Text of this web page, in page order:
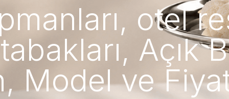
otel
Açık
Model ve